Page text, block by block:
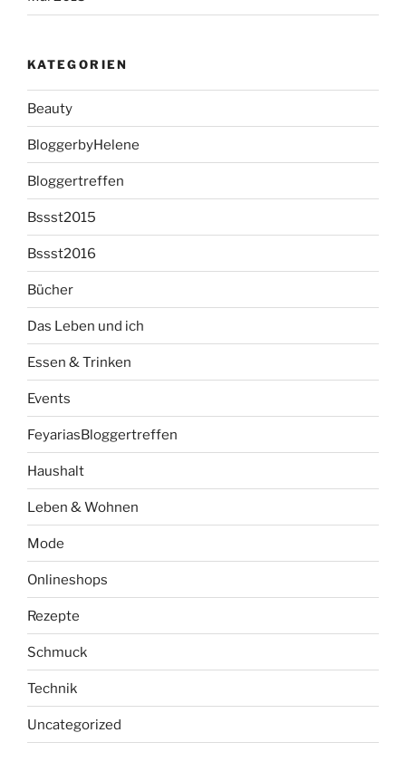
KATEGORIEN
Beauty
BloggerbyHelene
Bloggertreffen
Bssst2015
Bssst2016
Bücher
Das Leben und ich
Essen & Trinken
Events
FeyariasBloggertreffen
Haushalt
Leben & Wohnen
Mode
Onlineshops
Rezepte
Schmuck
Technik
Uncategorized